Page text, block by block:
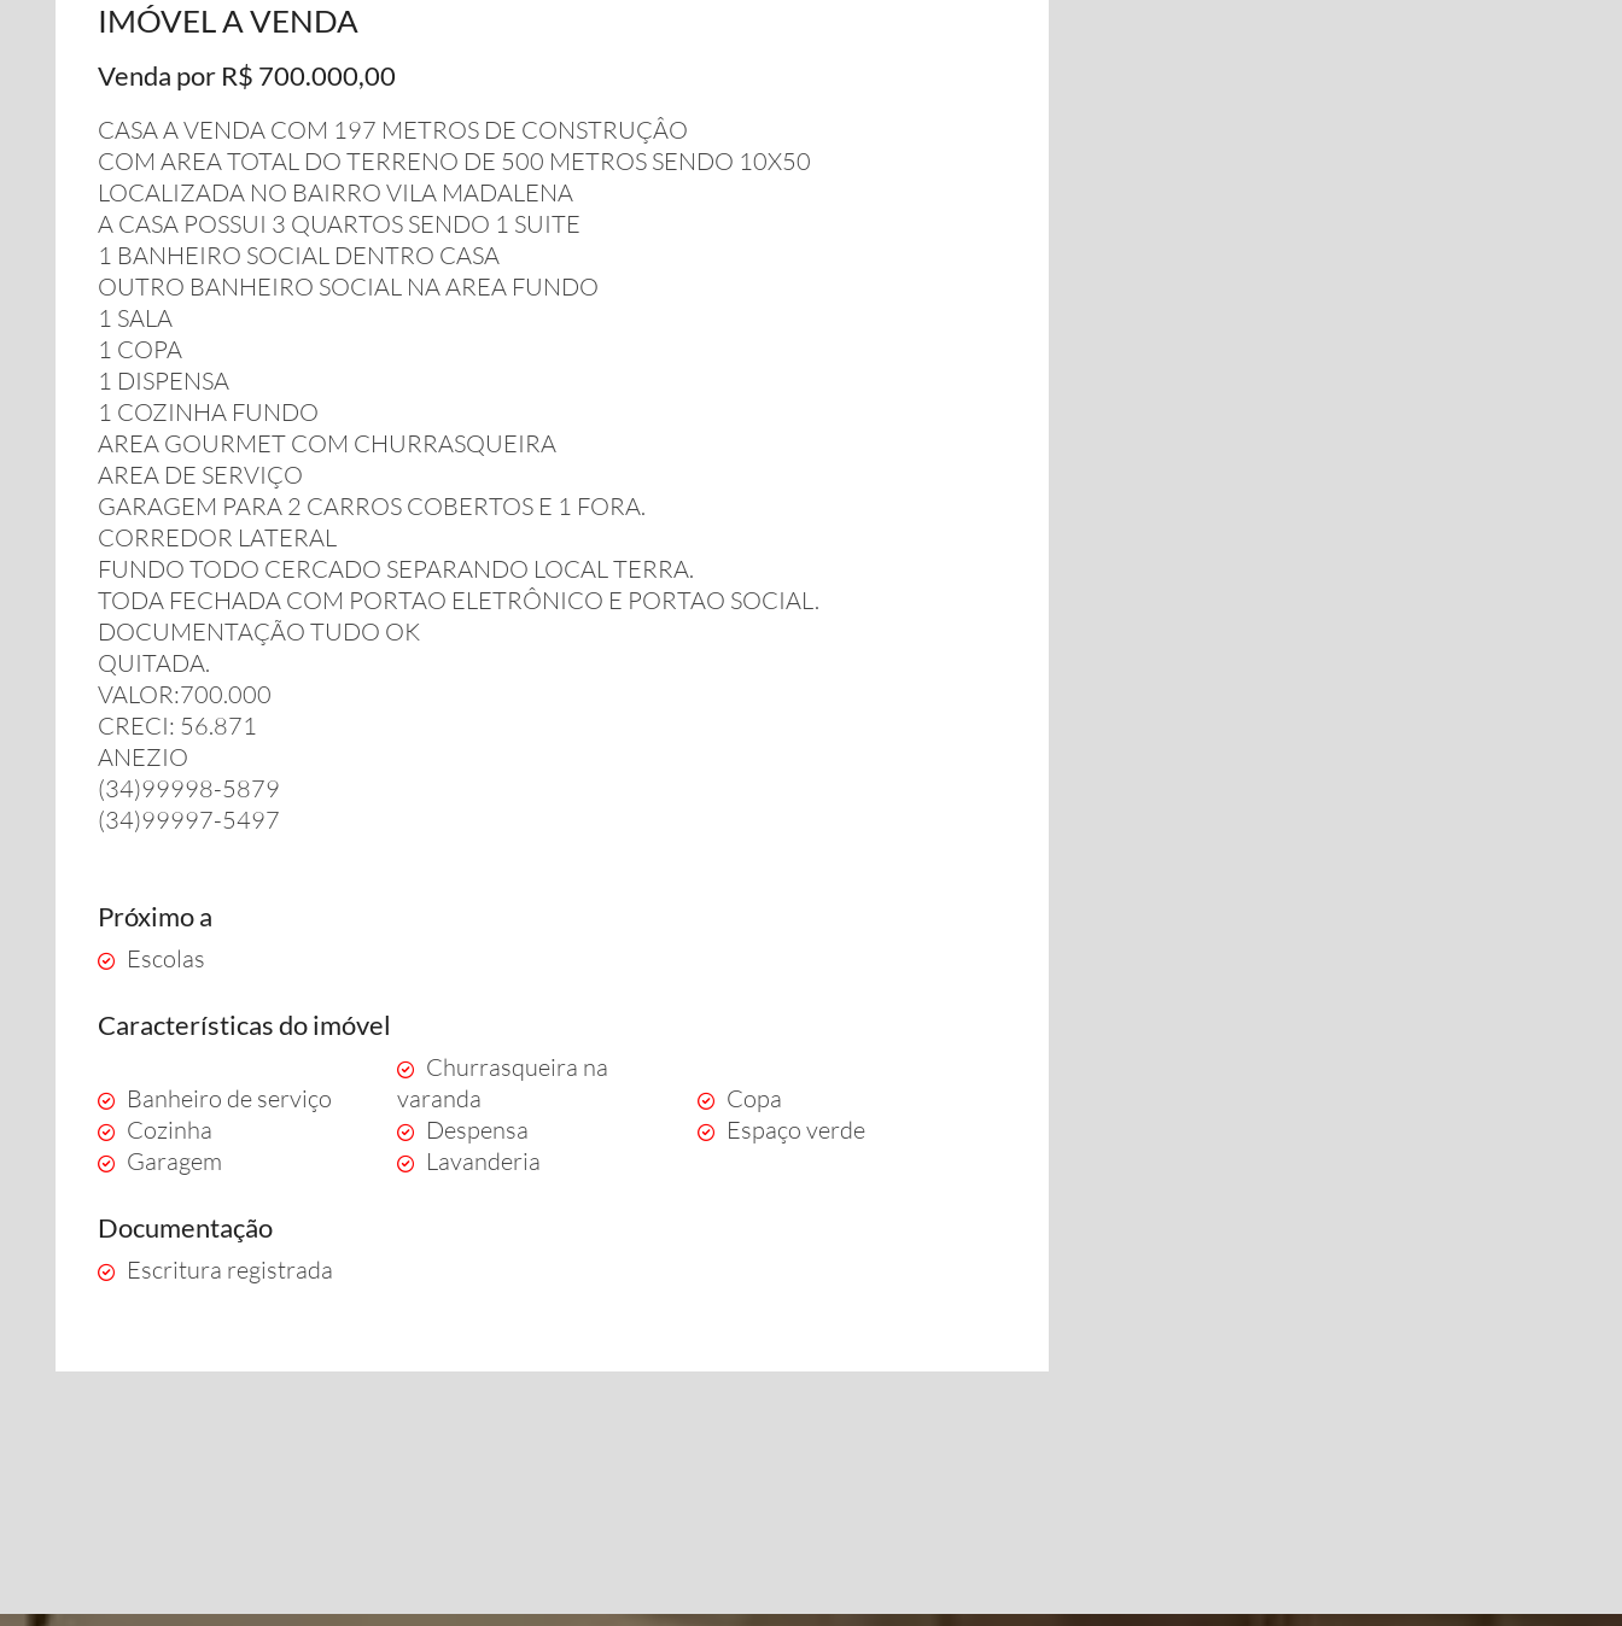
IMÓVEL A VENDA
Venda por R$ 700.000,00
CASA A VENDA COM 197 METROS DE CONSTRUÇÂO
COM AREA TOTAL DO TERRENO DE 500 METROS SENDO 10X50
LOCALIZADA NO BAIRRO VILA MADALENA
A CASA POSSUI 3 QUARTOS SENDO 1 SUITE
1 BANHEIRO SOCIAL DENTRO CASA
OUTRO BANHEIRO SOCIAL NA AREA FUNDO
1 SALA
1 COPA
1 DISPENSA
1 COZINHA FUNDO
AREA GOURMET COM CHURRASQUEIRA
AREA DE SERVIÇO
GARAGEM PARA 2 CARROS COBERTOS E 1 FORA.
CORREDOR LATERAL
FUNDO TODO CERCADO SEPARANDO LOCAL TERRA.
TODA FECHADA COM PORTAO ELETRÔNICO E PORTAO SOCIAL.
DOCUMENTAÇÃO TUDO OK
QUITADA.
VALOR:700.000
CRECI: 56.871
ANEZIO
(34)99998-5879
(34)99997-5497
Próximo a
Escolas
Características do imóvel
Banheiro de serviço
Churrasqueira na
varanda
Copa
Cozinha
Despensa
Espaço verde
Garagem
Lavanderia
Documentação
Escritura registrada